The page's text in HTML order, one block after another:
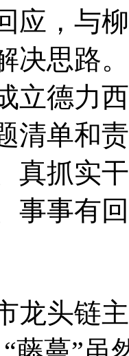
应，与
决思路
立德力
清单和
真抓实
事事有
头链主